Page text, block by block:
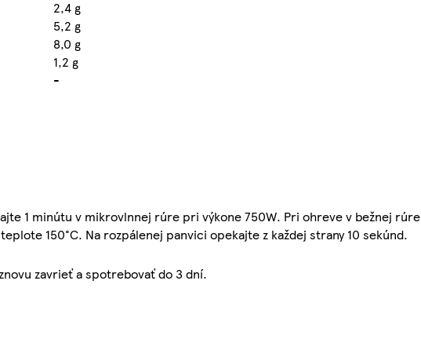
2,4 g
5,2 g
8,0 g
1,2 g
-
1 minútu v mikrovlnnej rúre pri výkone 750W. Pri ohreve v bežnej rúre
150°C. Na rozpálenej panvici opekajte z každej strany 10 sekúnd.
zavrieť a spotrebovať do 3 dní.